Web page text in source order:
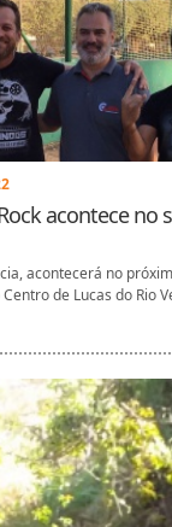
acontece no
acontecerá no
de Lucas do Rio